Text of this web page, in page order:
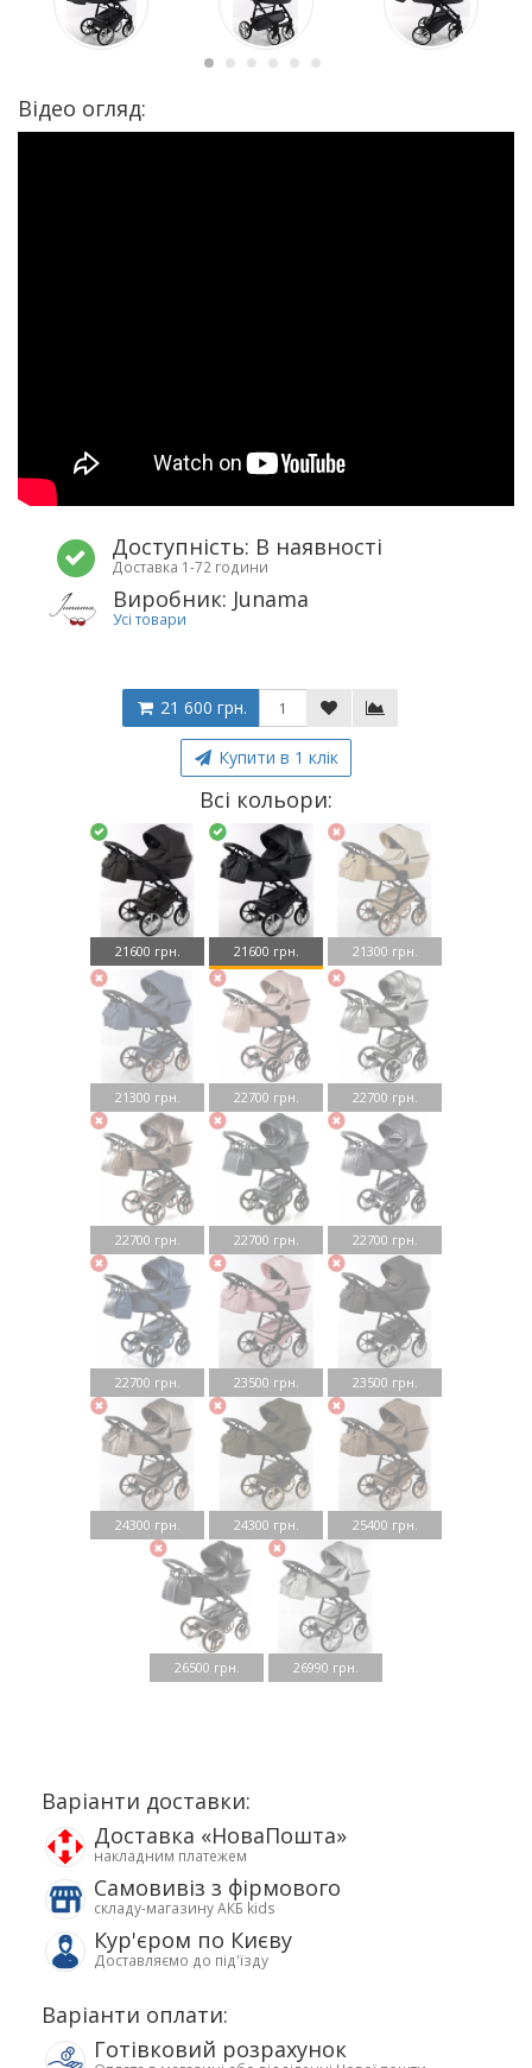
Відео огляд:
Доступність: В наявності
Доставка 1-72 години
Виробник: Junama
Усі товари
21 600 грн.
Купити в 1 клік
Всі кольори:
21600 грн. 21600 грн. 21300 грн.
21300 грн. 22700 грн. 22700 грн.
22700 грн. 22700 грн. 22700 грн.
22700 грн. 23500 грн. 23500 грн.
24300 грн. 24300 грн. 25400 грн.
26500 грн. 26990 грн.
Варіанти доставки:
Доставка «НоваПошта»
накладним платежем
Самовивіз з фірмового
складу-магазину АКБ kids
Кур'єром по Києву
Доставляємо до під'їзду
Варіанти оплати:
Готівковий розрахунок